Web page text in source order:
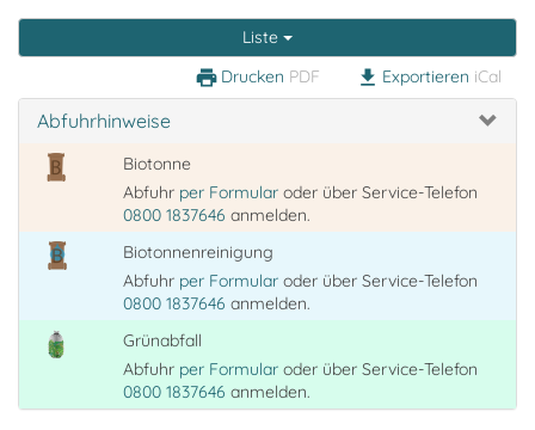
Liste
print Drucken PDF download Exportieren iCal
Abfuhrhinweise
Biotonne
Abfuhr per Formular oder über Service-Telefon
0800 1837646 anmelden.
Biotonnenreinigung
Abfuhr per Formular oder über Service-Telefon
0800 1837646 anmelden.
Grünabfall
Abfuhr per Formular oder über Service-Telefon
0800 1837646 anmelden.